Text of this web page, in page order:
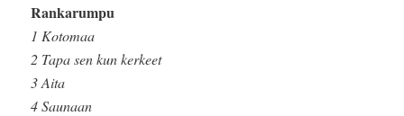
Rankarumpu
1 Kotomaa
2 Tapa sen kun kerkeet
3 Aita
4 Saunaan